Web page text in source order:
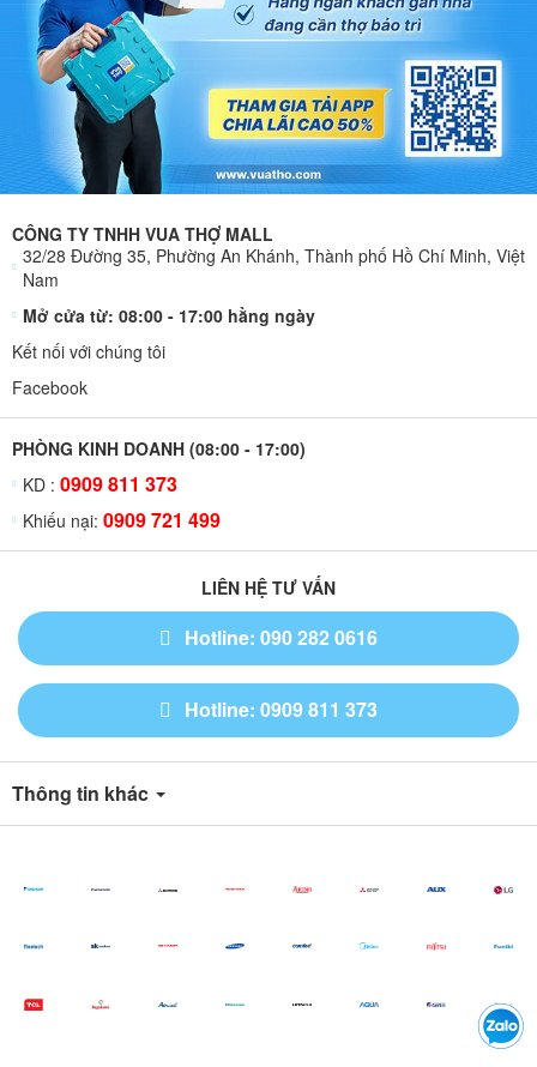
CÔNG TY TNHH VUA THỢ MALL
32/28 Đường 35, Phường An Khánh, Thành phố Hồ Chí Minh, Việt
Nam
Mở cửa từ: 08:00 - 17:00 hằng ngày
Kết nối với chúng tôi
Facebook
PHÒNG KINH DOANH (08:00 - 17:00)
KD : 0909 811 373
Khiếu nại: 0909 721 499
LIÊN HỆ TƯ VẤN
Hotline: 090 282 0616
Hotline: 0909 811 373
Thông tin khác